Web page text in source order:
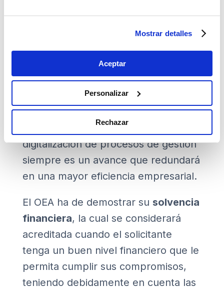
Mostrar detalles
Aceptar
Personalizar
Rechazar
integrado que facilite la auditoría a las
autoridades aduaneras, mientras que
en el de una pyme, contar
únicamente con un sistema de
registro simplificado y en soporte de
papel puede bastar, si este permite a
las aduanas efectuar los controles
pertinentes. En cualquier caso, la
digitalización de procesos de gestión
siempre es un avance que redundará
en una mayor eficiencia empresarial.
El OEA ha de demostrar su solvencia
financiera, la cual se considerará
acreditada cuando el solicitante
tenga un buen nivel financiero que le
permita cumplir sus compromisos,
teniendo debidamente en cuenta las